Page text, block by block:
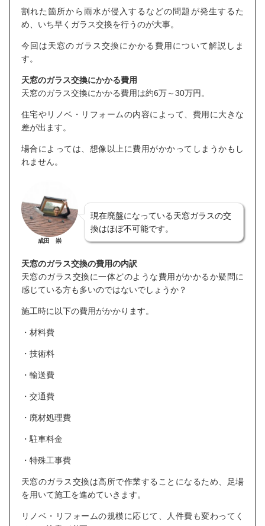
割れた箇所から雨水が侵入するなどの問題が発生するた
め、いち早くガラス交換を行うのが大事。
今回は天窓のガラス交換にかかる費用について解説しま
す。
天窓のガラス交換にかかる費用
天窓のガラス交換にかかる費用は約6万～30万円。
住宅やリノベ・リフォームの内容によって、費用に大きな
差が出ます。
場合によっては、想像以上に費用がかかってしまうかもし
れません。
成田 崇
現在廃盤になっている天窓ガラスの交
換はほぼ不可能です。
天窓のガラス交換の費用の内訳
天窓のガラス交換に一体どのような費用がかかるか疑問に
感じている方も多いのではないでしょうか？
施工時に以下の費用がかかります。
・材料費
・技術料
・輸送費
・交通費
・廃材処理費
・駐車料金
・特殊工事費
天窓のガラス交換は高所で作業することになるため、足場
を用いて施工を進めていきます。
リノベ・リフォームの規模に応じて、人件費も変わってく